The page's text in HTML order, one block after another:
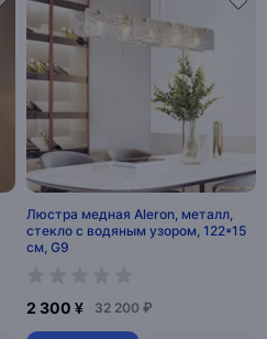
Люстра медная Aleron, металл,
стекло с водяным узором, 122*15
см, G9
2 300 ¥ 32 200 ₽